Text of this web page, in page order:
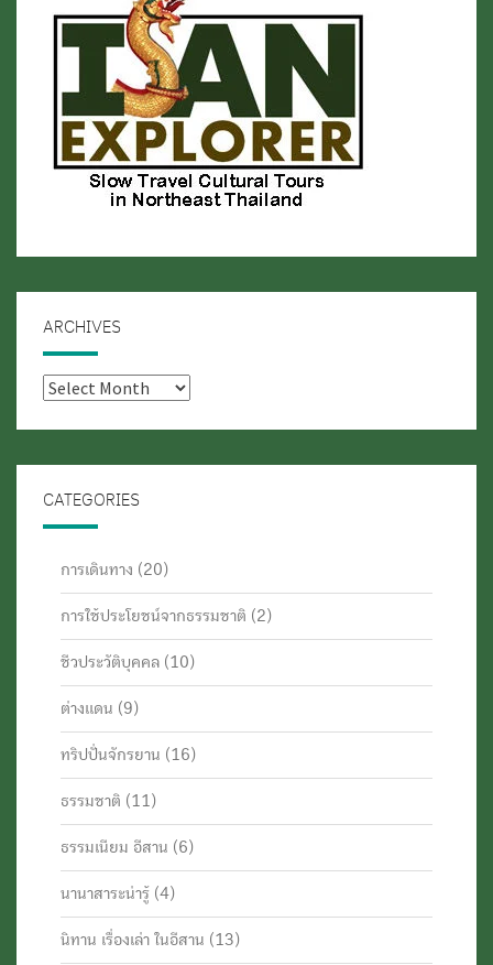
ARCHIVES
Archives
CATEGORIES
การเดินทาง (20)
การใช้ประโยชน์จากธรรมชาติ (2)
ชีวประวัติบุคคล (10)
ต่างแดน (9)
ทริปปั่นจักรยาน (16)
ธรรมชาติ (11)
ธรรมเนียม อีสาน (6)
นานาสาระน่ารู้ (4)
นิทาน เรื่องเล่า ในอีสาน (13)